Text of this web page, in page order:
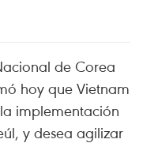
de Corea
hoy que Vietnam
implementación
y desea agilizar